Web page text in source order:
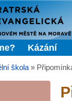
Kázání
škola »